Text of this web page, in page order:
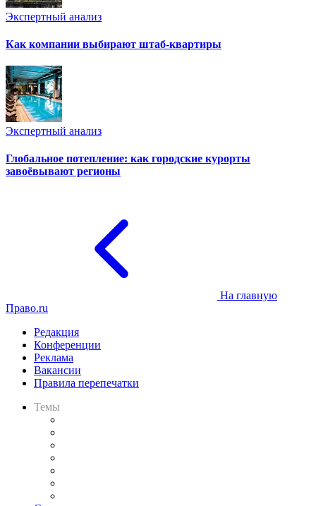
Экспертный анализ
Как компании выбирают штаб-квартиры
Экспертный анализ
Глобальное потепление: как городские курорты
завоёвывают регионы
На главную
Право.ru
Редакция
Конференции
Реклама
Вакансии
Правила перепечатки
Темы